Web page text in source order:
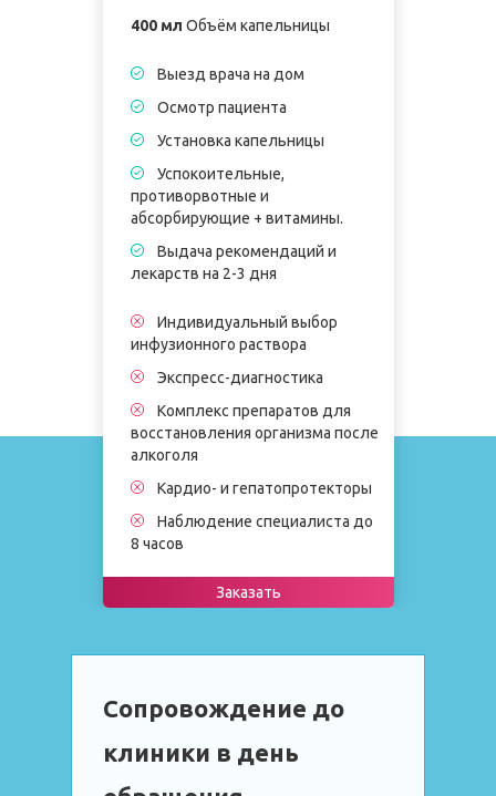
400 мл Объём капельницы
Выезд врача на дом
Осмотр пациента
Установка капельницы
Успокоительные,
противорвотные и
абсорбирующие + витамины.
Выдача рекомендаций и
лекарств на 2-3 дня
Индивидуальный выбор
инфузионного раствора
Экспресс-диагностика
Комплекс препаратов для
восстановления организма после
алкоголя
Кардио- и гепатопротекторы
Наблюдение специалиста до
8 часов
Заказать
Сопровождение до
клиники в день